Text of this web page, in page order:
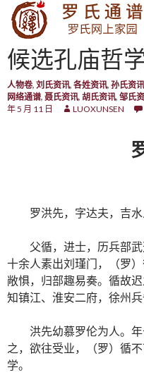
SKIP TO CONTENT
候选孔庙哲
人物卷, 刘氏资讯, 各姓资讯, 孙氏资讯
网络通谱, 聂氏资讯, 胡氏资讯, 邹氏
年 5 月 11 日
LUOXUNSEN
罗洪先，字达夫，吉水
父循，进士，历兵部
十余人素出刘瑾门，（罗
敞惧，归部趣易奏。循故
知镇江、淮安二府，徐州兵
洪先幼慕罗伦为人。
之，欲往受业，（罗）循
学。